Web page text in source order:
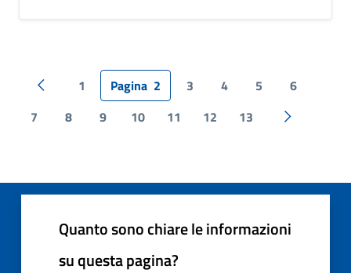
Pagina precedente
1 Pagina 2 3 4 5
6
7
8 9 10 11 12 13 Pagina
Quanto sono chiare le informazioni
su questa pagina?